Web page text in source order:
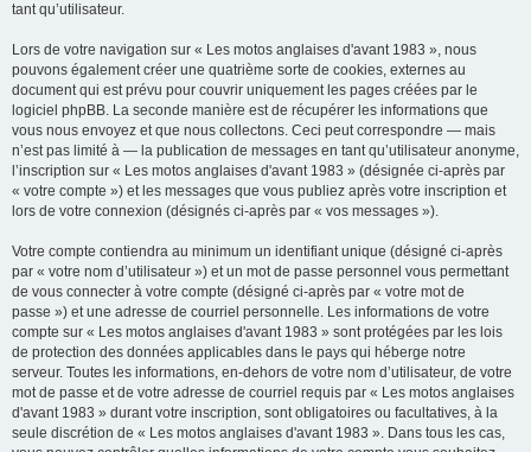
tant qu’utilisateur.
Lors de votre navigation sur « Les motos anglaises d'avant 1983 », nous
pouvons également créer une quatrième sorte de cookies, externes au
document qui est prévu pour couvrir uniquement les pages créées par le
logiciel phpBB. La seconde manière est de récupérer les informations que
vous nous envoyez et que nous collectons. Ceci peut correspondre — mais
n’est pas limité à — la publication de messages en tant qu’utilisateur anonyme,
l’inscription sur « Les motos anglaises d'avant 1983 » (désignée ci-après par
« votre compte ») et les messages que vous publiez après votre inscription et
lors de votre connexion (désignés ci-après par « vos messages »).
Votre compte contiendra au minimum un identifiant unique (désigné ci-après
par « votre nom d’utilisateur ») et un mot de passe personnel vous permettant
de vous connecter à votre compte (désigné ci-après par « votre mot de
passe ») et une adresse de courriel personnelle. Les informations de votre
compte sur « Les motos anglaises d'avant 1983 » sont protégées par les lois
de protection des données applicables dans le pays qui héberge notre
serveur. Toutes les informations, en-dehors de votre nom d’utilisateur, de votre
mot de passe et de votre adresse de courriel requis par « Les motos anglaises
d'avant 1983 » durant votre inscription, sont obligatoires ou facultatives, à la
seule discrétion de « Les motos anglaises d'avant 1983 ». Dans tous les cas,